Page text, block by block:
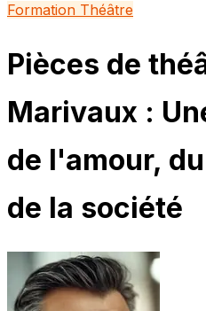
Formation Théâtre
Pièces de
Marivaux :
de l'amour,
de la société